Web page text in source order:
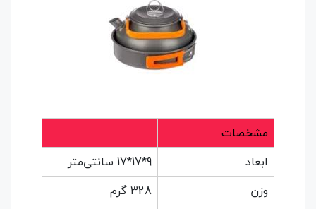
مشخصات
ابعاد
9*17*17 سانتی‌متر
وزن
328 گرم